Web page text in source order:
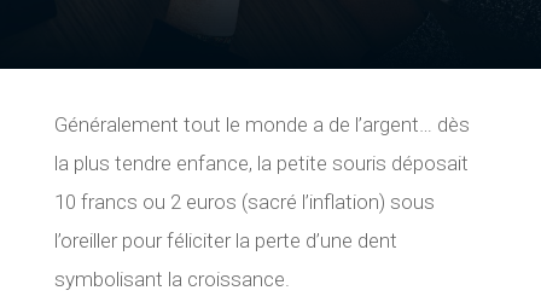
Généralement tout le monde a de l’argent… dès
la plus tendre enfance, la petite souris déposait
10 francs ou 2 euros (sacré l’inflation) sous
l’oreiller pour féliciter la perte d’une dent
symbolisant la croissance.